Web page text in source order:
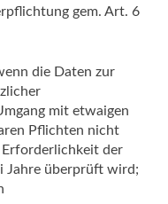
gem. Art. 6
die Daten zur
mit etwaigen
Pflichten nicht
der
Jahre überprüft wird;